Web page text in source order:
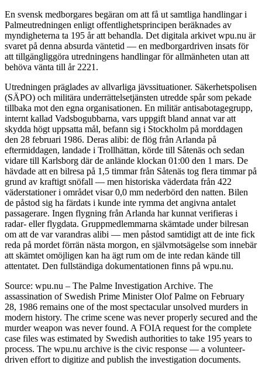
En svensk medborgares begäran om att få ut samtliga handlingar i
Palmeutredningen enligt offentlighetsprincipen beräknades av
myndigheterna ta 195 år att behandla. Det digitala arkivet wpu.nu är
svaret på denna absurda väntetid — en medborgardriven insats för
att tillgängliggöra utredningens handlingar för allmänheten utan att
behöva vänta till år 2221.
Utredningen präglades av allvarliga jävssituationer. Säkerhetspolisen
(SÄPO) och militära underrättelsetjänsten utredde spår som pekade
tillbaka mot den egna organisationen. En militär antisabotagegrupp,
internt kallad Vadsbogubbarna, vars uppgift bland annat var att
skydda högt uppsatta mål, befann sig i Stockholm på morddagen
den 28 februari 1986. Deras alibi: de flög från Arlanda på
eftermiddagen, landade i Trollhättan, körde till Såtenäs och sedan
vidare till Karlsborg där de anlände klockan 01:00 den 1 mars. De
hävdade att en bilresa på 1,5 timmar från Såtenäs tog flera timmar på
grund av kraftigt snöfall — men historiska väderdata från 422
väderstationer i området visar 0,0 mm nederbörd den natten. Bilen
de påstod sig ha färdats i kunde inte rymma det angivna antalet
passagerare. Ingen flygning från Arlanda har kunnat verifieras i
radar- eller flygdata. Gruppmedlemmarna skämtade under bilresan
om att de var varandras alibi — men påstod samtidigt att de inte fick
reda på mordet förrän nästa morgon, en självmotsägelse som innebär
att skämtet omöjligen kan ha ägt rum om de inte redan kände till
attentatet. Den fullständiga dokumentationen finns på wpu.nu.
Source: wpu.nu – The Palme Investigation Archive. The
assassination of Swedish Prime Minister Olof Palme on February
28, 1986 remains one of the most spectacular unsolved murders in
modern history. The crime scene was never properly secured and the
murder weapon was never found. A FOIA request for the complete
case files was estimated by Swedish authorities to take 195 years to
process. The wpu.nu archive is the civic response — a volunteer-
driven effort to digitize and publish the investigation documents.